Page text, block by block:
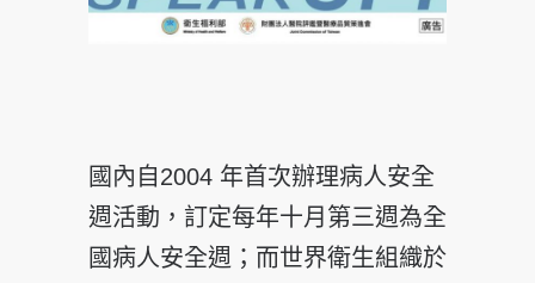
國內自2004 年首次辦理病人安全
週活動，訂定每年十月第三週為全
國病人安全週；而世界衛生組織於